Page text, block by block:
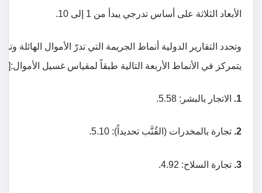
الأبعاد الثلاثة على أساس تدرجي يبدأ من 1 إلى 10.
وتحدد التقارير الدولية أنماط الجريمة التي تدرّ الأموال
يتمركز في الأنماط الأربعة التالية طبقاً لمقياس غسيل الأموال:[12]
1. الاتجار بالبشر: 5.58.
2. تجارة بالمخدرات (القُنَّب تحديداً): 5.10.
3. تجارة السلاح: 4.92.